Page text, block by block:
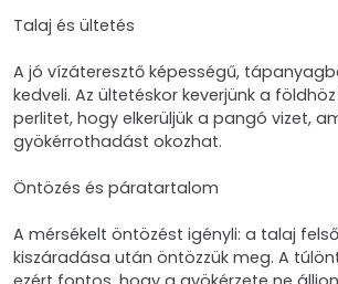
Talaj és ültetés
A jó vízáteresztő képességű,
kedveli. Az ültetéskor keverjünk a
perlitet, hogy elkerüljük a pangó vizet,
gyökérrothadást okozhat.
Öntözés és páratartalom
A mérsékelt öntözést igényli: a talaj
kiszáradása után öntözzük meg. A